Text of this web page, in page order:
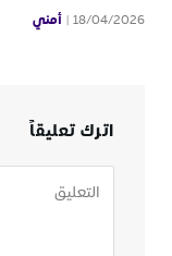
18/04/2026 أمني
اترك تعليقاً